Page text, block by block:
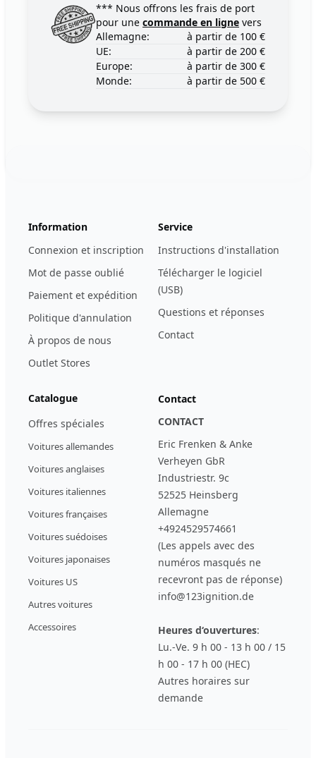
*** Nous offrons les frais de port
pour une commande en ligne vers
Allemagne:
à partir de 100 €
UE:
à partir de 200 €
Europe:
à partir de 300 €
Monde:
à partir de 500 €
Information
Connexion et inscription
Mot de passe oublié
Paiement et expédition
Politique d'annulation
À propos de nous
Outlet Stores
Service
Instructions d'installation
Télécharger le logiciel
(USB)
Questions et réponses
Contact
Catalogue
Offres spéciales
Voitures allemandes
Voitures anglaises
Voitures italiennes
Voitures françaises
Voitures suédoises
Voitures japonaises
Voitures US
Autres voitures
Accessoires
Contact
CONTACT
Eric Frenken & Anke
Verheyen GbR
Industriestr. 9c
52525 Heinsberg
Allemagne
+4924529574661
(Les appels avec des
numéros masqués ne
recevront pas de réponse)
info@123ignition.de
Heures d‘ouvertures:
Lu.-Ve. 9 h 00 - 13 h 00 / 15
h 00 - 17 h 00 (HEC)
Autres horaires sur
demande